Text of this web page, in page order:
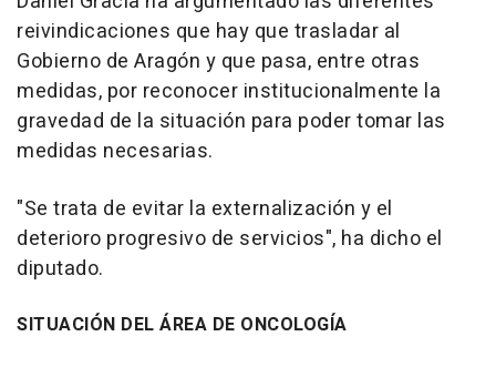
reivindicaciones que hay que trasladar al
Gobierno de Aragón y que pasa, entre otras
medidas, por reconocer institucionalmente la
gravedad de la situación para poder tomar las
medidas necesarias.
"Se trata de evitar la externalización y el
deterioro progresivo de servicios", ha dicho el
diputado.
SITUACIÓN DEL ÁREA DE ONCOLOGÍA